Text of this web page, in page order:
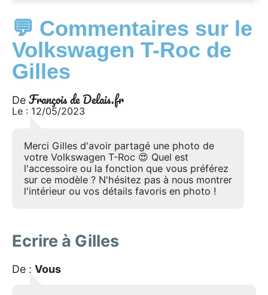
💬 Commentaires sur le
Volkswagen T-Roc de
Gilles
De François de Delais.fr
Le : 12/05/2023
Merci Gilles d'avoir partagé une photo de
votre Volkswagen T-Roc 😍 Quel est
l'accessoire ou la fonction que vous préférez
sur ce modèle ? N'hésitez pas à nous montrer
l'intérieur ou vos détails favoris en photo !
Ecrire à Gilles
De : Vous